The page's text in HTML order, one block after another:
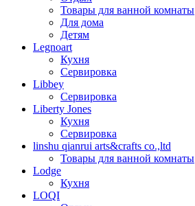
Товары для ванной комнаты
Для дома
Детям
Legnoart
Кухня
Сервировка
Libbey
Сервировка
Liberty Jones
Кухня
Сервировка
linshu qianrui arts&crafts co.,ltd
Товары для ванной комнаты
Lodge
Кухня
LOQI